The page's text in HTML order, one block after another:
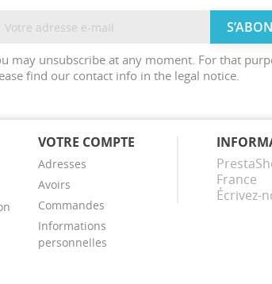
may unsubscribe at any moment. For that
find our contact info in the legal notice.
VOTRE COMPTE
Adresses
Avoirs
Commandes
Informations
personnelles
France
Écrivez-